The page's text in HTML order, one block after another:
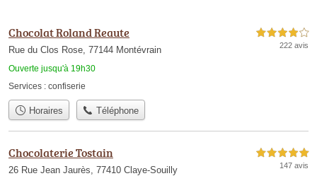
Chocolat Roland Reaute
Rue du Clos Rose, 77144 Montévrain
Ouverte jusqu'à 19h30
4,0 étoiles sur 5
222 avis
Services : confiserie
Horaires Téléphone
Chocolaterie Tostain
26 Rue Jean Jaurès, 77410 Claye-Souilly
5,0 étoiles sur 5
147 avis